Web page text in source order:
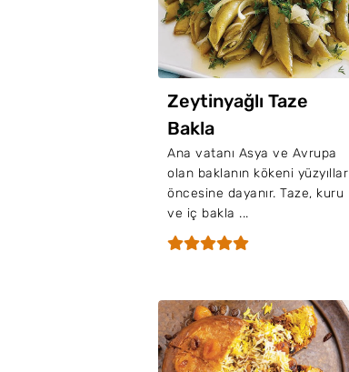
Zeytinyağlı Taze
Bakla
Ana vatanı Asya ve Avrupa
olan baklanın kökeni yüzyıllar
öncesine dayanır. Taze, kuru
ve iç bakla ...